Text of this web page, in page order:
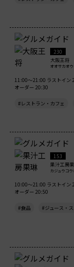
230
大阪王将
オオサカオ
11:00～21:00 ラストイン
オーダー 20:30
#レストラン・カフェ
153
果汁工房
カジュウコ
10:00～21:00 ラストイン
オーダー 20:50
#食品 #ジュース・